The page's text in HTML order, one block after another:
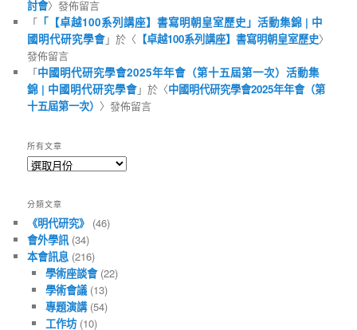
討會〉發佈留言
「 「【卓越100系列講座】書寫明朝皇室歷史」活動集錦 | 中
國明代研究學會」於〈 【卓越100系列講座】書寫明朝皇室歷史〉
發佈留言
「中國明代研究學會2025年年會（第十五屆第一次）活動集
錦 | 中國明代研究學會」於〈中國明代研究學會2025年年會（第
十五屆第一次） 〉發佈留言
所有文章
所
章
分類文章
《明代研究》 (46)
會外學訊(34)
本會訊息 (216)
學術座談會(22)
學術會議(13)
專題演講(54)
工作坊(10)